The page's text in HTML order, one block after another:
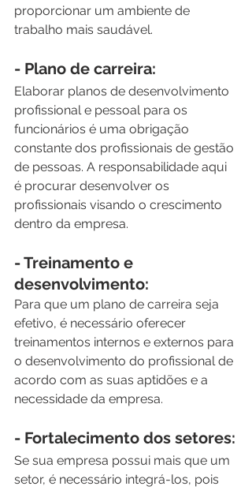
proporcionar um ambiente de
trabalho mais saudável.
- Plano de carreira:
Elaborar planos de desenvolvimento
profissional e pessoal para os
funcionários é uma obrigação
constante dos profissionais de gestão
de pessoas. A responsabilidade aqui
é procurar desenvolver os
profissionais visando o crescimento
dentro da empresa.
- Treinamento e
desenvolvimento:
Para que um plano de carreira seja
efetivo, é necessário oferecer
treinamentos internos e externos para
o desenvolvimento do profissional de
acordo com as suas aptidões e a
necessidade da empresa.
- Fortalecimento dos setores:
Se sua empresa possui mais que um
setor, é necessário integrá-los, pois